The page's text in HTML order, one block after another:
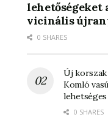
lehetőségeket
vicinális
0 SHARES
Új korszak
Komló
0 SHARES